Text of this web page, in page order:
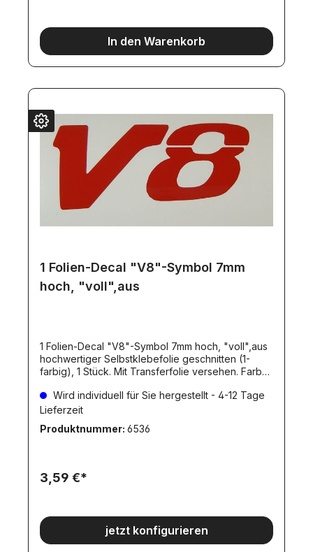
In den Warenkorb
1 Folien-Decal "V8"-Symbol 7mm
hoch, "voll",aus
1 Folien-Decal "V8"-Symbol 7mm hoch, "voll",aus
hochwertiger Selbstklebefolie geschnitten (1-
farbig), 1 Stück. Mit Transferfolie versehen. Farbe
Folienfarbe(n) können Sie aus unserer
Farbpalette wählen.Farbkarte Dieser Artikel wird
eine Lieferverzögerung, wie beim Artikel
angefertigt.
Wird individuell für Sie hergestellt - 4-12 Tage
Lieferzeit
Produktnummer: 6536
3,59 €*
jetzt konfigurieren